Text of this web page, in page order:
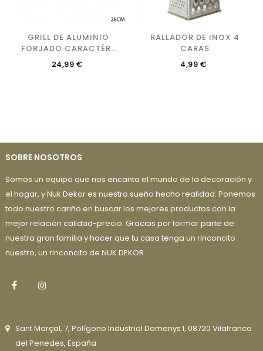
GRILL DE ALUMINIO
FORJADO CARACTÈRE
28 CM
Precio
24,99 €
RALLADOR DE INOX 4
CARAS
Precio
4,99 €
SOBRE NOSOTROS
Somos un equipo que nos encanta el mundo de la decoración y
el hogar, y Nuk Dekor es nuestro sueño hecho realidad. Ponemos
todo nuestro cariño en buscar los mejores productos con la
mejor relación calidad-precio. Gracias por formar parte de
nuestra gran familia y hacer que tu casa tenga un rinconcito
nuestro, un rinconcito de NUK DEKOR.
Facebook
Sant Marçal, 7, Polígono Industrial Domenys I, 08720 Vilafranca
del Penedes, España